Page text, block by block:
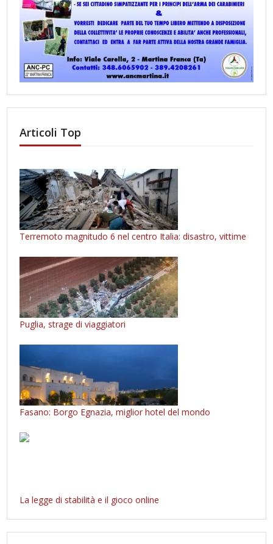
Articoli Top
Terremoto magnitudo 6 nel centro Italia: disastro, vittime
Puglia, strage di viaggiatori
Fasano: Borgo Egnazia, miglior hotel del mondo
La legge di stabilità e il gioco online